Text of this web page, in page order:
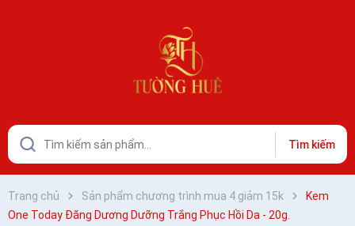
Tìm kiếm
Trang chủ Sản phẩm chương trình mua 4 giảm 15k
Kem
One Today Đăng Dương Dưỡng Trắng Phục Hồi Da - 20g.